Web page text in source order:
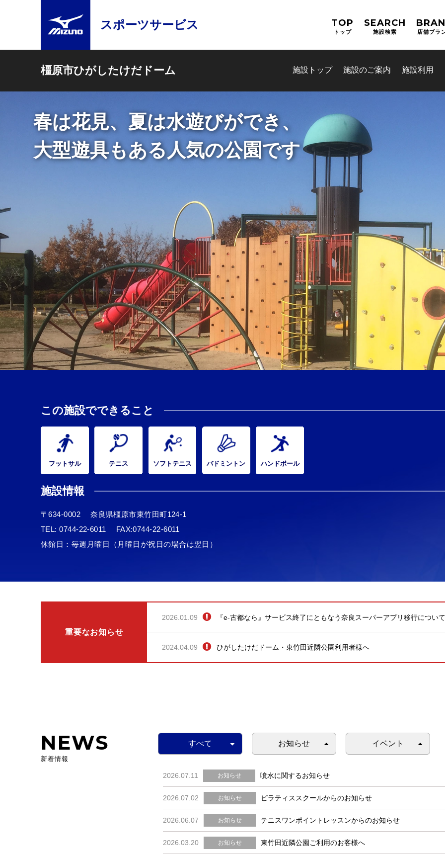
スポーツサービス TOP
トップ
SEARCH
施設検索 店舗ブラ
橿原市ひがしたけだドーム 施設トップ 施設のご案内 施設利用
全面人工芝で、テニスやフットサルが楽しめる
インドアスポーツ施設 ひがしたけだドーム
春は花見、夏は水遊びができ、
大型遊具もある人気の公園です
この施設でできること
フットサル テニス ソフトテニス バドミントン ハンドボール
施設情報
〒634-0002
奈良県橿原市東竹田町124-1
TEL:0744-22-6011
FAX:0744-22-6011
休館日：毎週月曜日（月曜日が祝日の場合は翌日）
重要なお知らせ
2026.01.09 『e-古都なら』サービス終了にともなう奈良スーパーアプリ移行について
2024.04.09 ひがしたけだドーム・東竹田近隣公園利用者様へ
NEWS
新着情報
すべて お知らせ イベント
2026.07.11 お知らせ 噴水に関するお知らせ
2026.07.02 お知らせ ピラティススクールからのお知らせ
2026.06.07 お知らせ テニスワンポイントレッスンからのお知らせ
2026.03.20 お知らせ 東竹田近隣公園ご利用のお客様へ